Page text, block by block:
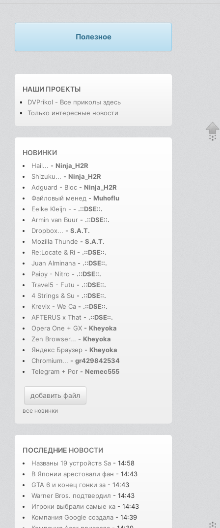
Полезное
НАШИ ПРОЕКТЫ
DVPrikol - Все приколы здесь
Только интересные новости
НОВИНКИ
Hail... - Ninja_H2R
Shizuku... - Ninja_H2R
Adguard - Bloc - Ninja_H2R
Файловый менед - Muhoflu
Eelke Kleijn - - .::DSE::.
Armin van Buur - .::DSE::.
Dropbox... - S.A.T.
Mozilla Thunde - S.A.T.
Re:Locate & Ri - .::DSE::.
Juan Alminana - .::DSE::.
Paipy - Nitro - .::DSE::.
Travel5 - Futu - .::DSE::.
4 Strings & Su - .::DSE::.
Krevix - We Ca - .::DSE::.
AFTERUS x That - .::DSE::.
Opera One + GX - Kheyoka
Zen Browser... - Kheyoka
Яндекс Браузер - Kheyoka
Chromium... - gr429842534
Telegram + Por - Nemec555
добавить файл
все новинки
ПОСЛЕДНИЕ НОВОСТИ
Названы 19 устройств Sa - 14:58
В Японии арестовали фан - 14:43
GTA 6 и конец гонки за - 14:43
Warner Bros. подтвердил - 14:43
Игроки выбрали самые ка - 14:43
Компания Google создала - 14:39